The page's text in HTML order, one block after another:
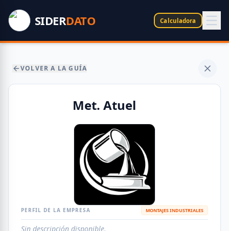
SIDERDATO Calculadora
VOLVER A LA GUÍA
Met. Atuel
PERFIL DE LA EMPRESA MONTAJES INDUSTRIALES
Sin descripción disponible.